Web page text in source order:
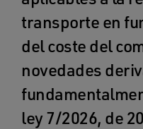
transporte en
del coste del
novedades
ley 7/2026, de